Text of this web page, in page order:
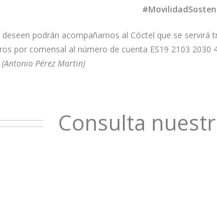
podrán acompañarnos al Cóctel que se
por comensal al número de cuenta ES19 2103
(Antonio Pérez Martin)
Consulta